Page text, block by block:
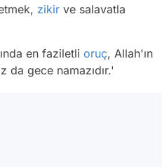
zikir ve salavatla
en faziletli oruç, Allah'ın
da gece namazıdır.'